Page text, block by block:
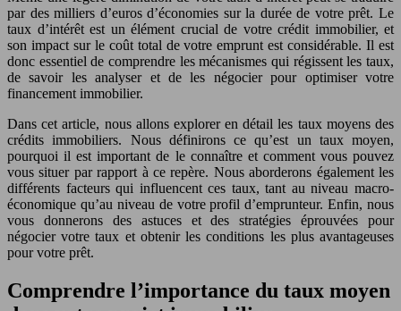
par des milliers d’euros d’économies sur la durée de votre prêt. Le
taux d’intérêt est un élément crucial de votre crédit immobilier, et
son impact sur le coût total de votre emprunt est considérable. Il est
donc essentiel de comprendre les mécanismes qui régissent les taux,
de savoir les analyser et de les négocier pour optimiser votre
financement immobilier.
Dans cet article, nous allons explorer en détail les taux moyens des
crédits immobiliers. Nous définirons ce qu’est un taux moyen,
pourquoi il est important de le connaître et comment vous pouvez
vous situer par rapport à ce repère. Nous aborderons également les
différents facteurs qui influencent ces taux, tant au niveau macro-
économique qu’au niveau de votre profil d’emprunteur. Enfin, nous
vous donnerons des astuces et des stratégies éprouvées pour
négocier votre taux et obtenir les conditions les plus avantageuses
pour votre prêt.
Comprendre l’importance du taux moyen